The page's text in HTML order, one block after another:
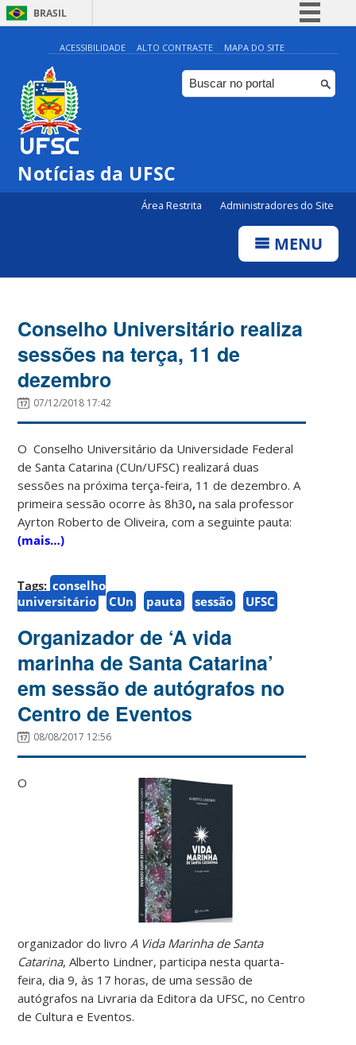
BRASIL
Simplifique!
Comunica BR
Participe
ACESSIBILIDADE ALTO CONTRASTE MAPA DO SITE
Notícias da UFSC
Área Restrita Administradores do Site
MENU
Conselho Universitário realiza
sessões na terça, 11 de
dezembro
07/12/2018 17:42
O Conselho Universitário da Universidade Federal
de Santa Catarina (CUn/UFSC) realizará duas
sessões na próxima terça-feira, 11 de dezembro. A
primeira sessão ocorre às 8h30,na sala professor
Ayrton Roberto de Oliveira, com a seguinte pauta:
(mais…)
Tags: conselho
universitário
CUn pauta sessão UFSC
Organizador de ‘A vida
marinha de Santa Catarina’
em sessão de autógrafos no
Centro de Eventos
08/08/2017 12:56
O
organizador do livro A Vida Marinha de Santa
Catarina, Alberto Lindner, participa nesta quarta-
feira, dia 9, às 17 horas, de uma sessão de
autógrafos na Livraria da Editora da UFSC, no Centro
de Cultura e Eventos.